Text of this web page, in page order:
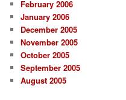
February 2006
January 2006
December 2005
November 2005
October 2005
September 2005
August 2005